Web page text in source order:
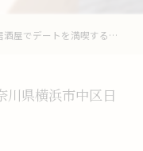
屋でデートを満喫する神奈川県横浜市中区日ノ出町の大人の楽しみ方
川県横浜市中区日